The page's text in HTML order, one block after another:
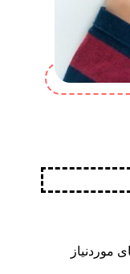
موردنیاز